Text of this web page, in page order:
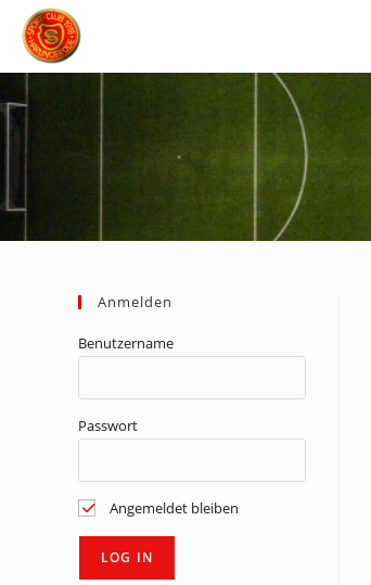
Zum
Inhalt
springen
Anmelden
Benutzername
Passwort
Angemeldet bleiben